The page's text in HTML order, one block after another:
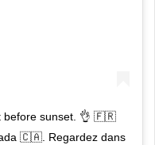
before sunset. 👌 🇫🇷
🇨🇦. Regardez dans